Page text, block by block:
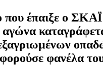
που έπαιξε ο
αγώνα
φορούσε φανέλα